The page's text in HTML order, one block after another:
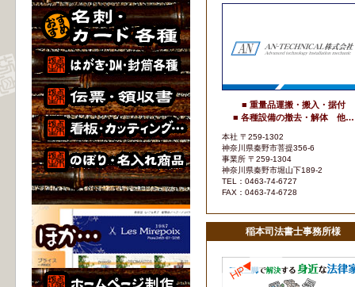
■ 重量品運搬・搬入・据付
■ 各種設備の撤去・解体 他…
本社 〒259-1302
神奈川県秦野市菩提356-6
事業所 〒259-1304
神奈川県秦野市堀山下189-2
TEL：0463-74-6727
FAX：0463-74-6728
稲本司法書士事務所様